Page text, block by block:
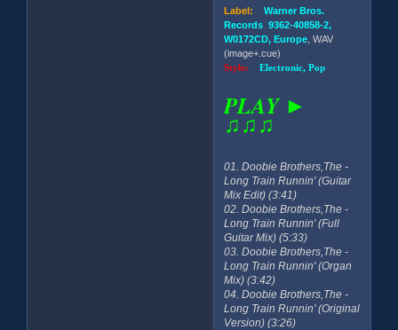
Label: Warner Bros.
Records 9362-40858-2,
W0172CD, Europe , WAV
(image+.cue)
Style:Electronic, Pop
PLAY ►
♫♫♫
01. Doobie Brothers,The -
Long Train Runnin' (Guitar
Mix Edit) (3:41)
02. Doobie Brothers,The -
Long Train Runnin' (Full
Guitar Mix) (5:33)
03. Doobie Brothers,The -
Long Train Runnin' (Organ
Mix) (3:42)
04. Doobie Brothers,The -
Long Train Runnin' (Original
Version) (3:26)